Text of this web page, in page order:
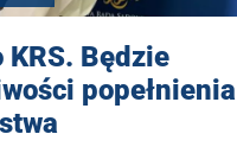
KRS. Będzie
popełnienia